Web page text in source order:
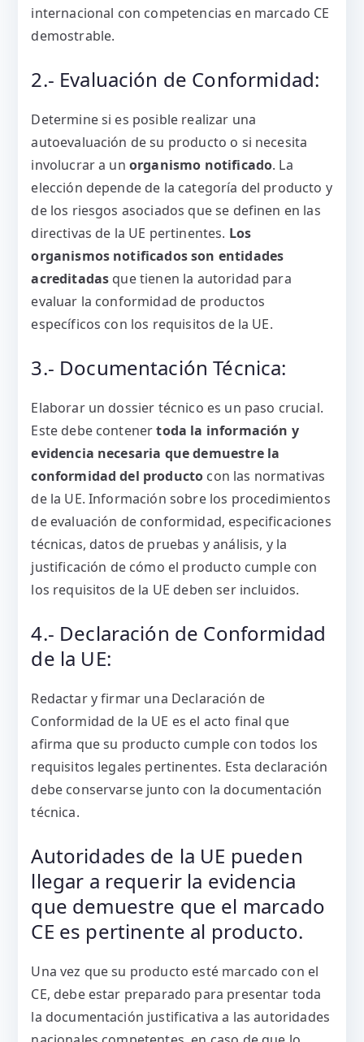
internacional con competencias en marcado CE
demostrable.
2.- Evaluación de Conformidad:
Determine si es posible realizar una
autoevaluación de su producto o si necesita
involucrar a un organismo notificado. La
elección depende de la categoría del producto y
de los riesgos asociados que se definen en las
directivas de la UE pertinentes. Los
organismos notificados son entidades
acreditadas que tienen la autoridad para
evaluar la conformidad de productos
específicos con los requisitos de la UE.
3.- Documentación Técnica:
Elaborar un dossier técnico es un paso crucial.
Este debe contenertoda la información y
evidencia necesaria que demuestre la
conformidad del producto con las normativas
de la UE. Información sobre los procedimientos
de evaluación de conformidad, especificaciones
técnicas, datos de pruebas y análisis, y la
justificación de cómo el producto cumple con
los requisitos de la UE deben ser incluidos.
4.- Declaración de Conformidad
de la UE:
Redactar y firmar una Declaración de
Conformidad de la UE es el acto final que
afirma que su producto cumple con todos los
requisitos legales pertinentes. Esta declaración
debe conservarse junto con la documentación
técnica.
Autoridades de la UE pueden
llegar a requerir la evidencia
que demuestre que el marcado
CE es pertinente al producto.
Una vez que su producto esté marcado con el
CE, debe estar preparado para presentar toda
la documentación justificativa a las autoridades